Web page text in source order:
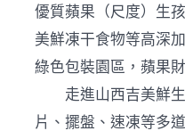
優質蘋果（尺度）生
美鮮凍干食物等高深
綠色包裝園區，蘋果
走進山西吉美鮮生
片、擺盤、速凍等多